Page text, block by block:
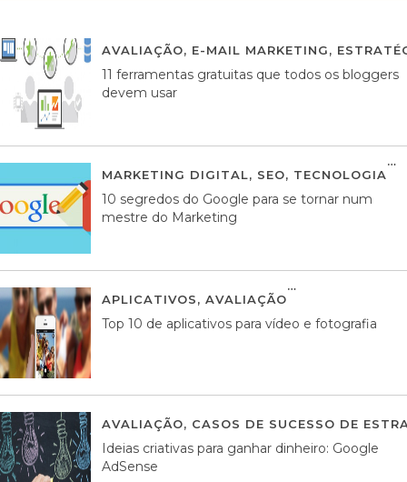
AVALIAÇÃO, E-MAIL MARKETING,
11 ferramentas gratuitas que todos os bloggers
devem usar
MARKETING DIGITAL, SEO, TECNOLOGIA
10 segredos do Google para se tornar num
mestre do Marketing
APLICATIVOS, AVALIAÇÃO
Top 10 de aplicativos para vídeo e fotografia
AVALIAÇÃO, CASOS DE SUCESSO DE
Ideias criativas para ganhar dinheiro: Google
AdSense